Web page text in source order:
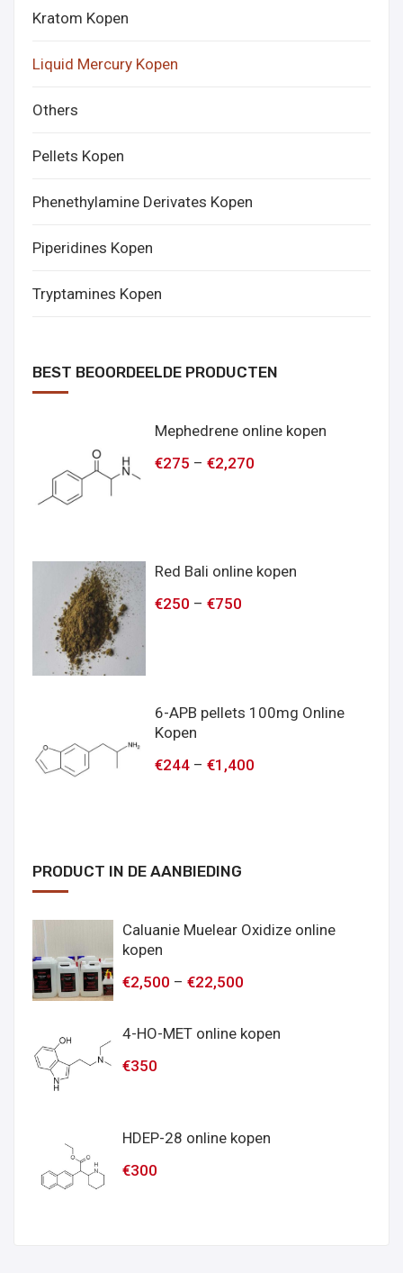
Kratom Kopen
Liquid Mercury Kopen
Others
Pellets Kopen
Phenethylamine Derivates Kopen
Piperidines Kopen
Tryptamines Kopen
BEST BEOORDEELDE PRODUCTEN
Mephedrene online kopen
€275 –€2,270
Red Bali online kopen
€250 –€750
6-APB pellets 100mg Online
Kopen
€244 –€1,400
PRODUCT IN DE AANBIEDING
Caluanie Muelear Oxidize online
kopen
€2,500 –€22,500
4-HO-MET online kopen
€350
HDEP-28 online kopen
€300